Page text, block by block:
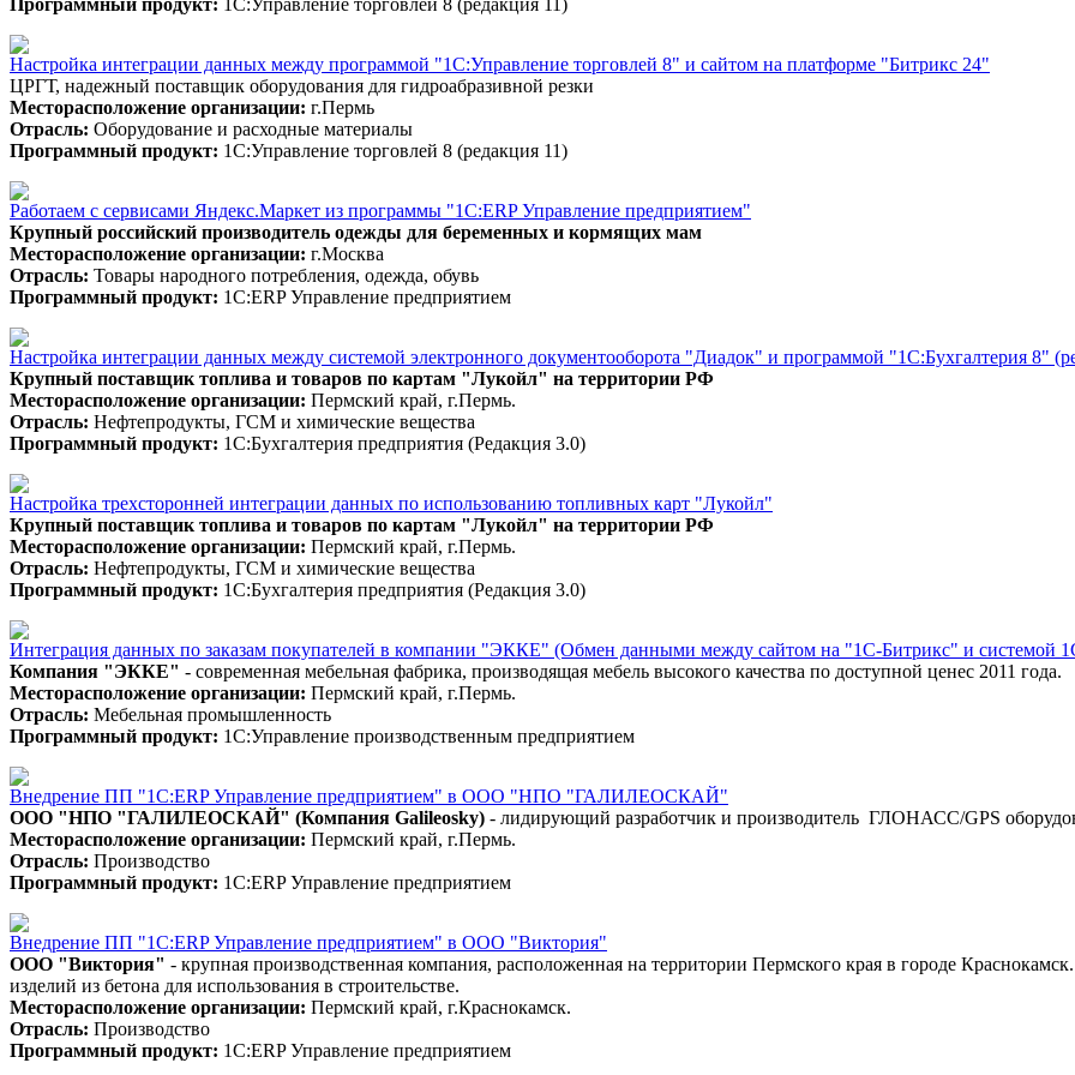
Настройка интеграции данных между программой "1С:Управление торговлей 8" и сайтом на платформе "Битрикс 24"
ЦРГТ, надежный поставщик оборудования для гидроабразивной резки
Месторасположение организации: г.Пермь
Отрасль: Оборудование и расходные материалы
Программный продукт: 1С:Управление торговлей 8 (редакция 11)
Работаем с сервисами Яндекс.Маркет из программы "1С:ERP Управление предприятием"
Крупный российский производитель одежды для беременных и кормящих мам
Месторасположение организации: г.Москва
Отрасль: Товары народного потребления, одежда, обувь
Программный продукт: 1С:ERP Управление предприятием
Настройка интеграции данных между системой электронного документооборота "Диадок" и программой "1С:Бухгалтерия 8"
Крупный поставщик топлива и товаров по картам "Лукойл" на территории РФ
Месторасположение организации: Пермский край, г.Пермь.
Отрасль: Нефтепродукты, ГСМ и химические вещества
Программный продукт: 1С:Бухгалтерия предприятия (Редакция 3.0)
Настройка трехсторонней интеграции данных по использованию топливных карт "Лукойл"
Крупный поставщик топлива и товаров по картам "Лукойл" на территории РФ
Месторасположение организации: Пермский край, г.Пермь.
Отрасль: Нефтепродукты, ГСМ и химические вещества
Программный продукт: 1С:Бухгалтерия предприятия (Редакция 3.0)
Интеграция данных по заказам покупателей в компании "ЭККЕ" (Обмен данными между сайтом на "1С-Битрикс" и системой
Компания "ЭККЕ" - современная мебельная фабрика, производящая мебель высокого качества по доступной ценес 2011 года.
Месторасположение организации: Пермский край, г.Пермь.
Отрасль: Мебельная промышленность
Программный продукт: 1С:Управление производственным предприятием
Внедрение ПП "1С:ERP Управление предприятием" в ООО "НПО "ГАЛИЛЕОСКАЙ"
ООО "НПО "ГАЛИЛЕОСКАЙ" (Компания Galileosky) - лидирующий разработчик и производитель ГЛОНАСС/GPS
Месторасположение организации: Пермский край, г.Пермь.
Отрасль: Производство
Программный продукт: 1С:ERP Управление предприятием
Внедрение ПП "1С:ERP Управление предприятием" в ООО "Виктория"
ООО "Виктория" - крупная производственная компания, расположенная на территории Пермского края в городе
изделий из бетона для использования в строительстве.
Месторасположение организации: Пермский край, г.Краснокамск.
Отрасль: Производство
Программный продукт: 1С:ERP Управление предприятием